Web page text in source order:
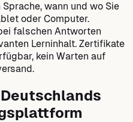
wann und wo Sie
oder Computer.
falschen Antworten
Lerninhalt. Zertifikate
kein Warten auf